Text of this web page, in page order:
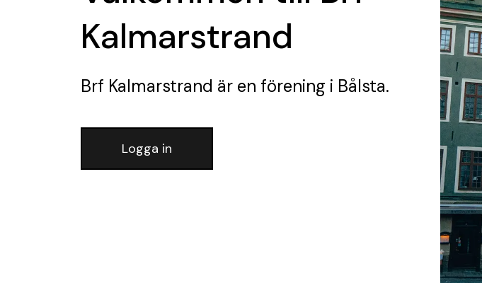
Kalmarstrand
Brf Kalmarstrand är en förening i Bålsta.
Logga in